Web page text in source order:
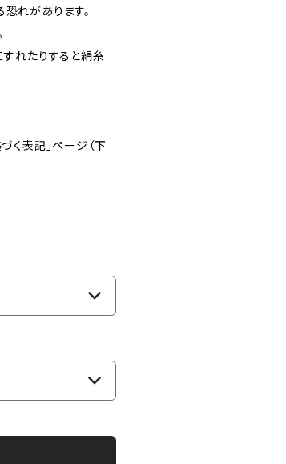
れがあります。
すれたりすると絹糸
く表記」ページ（下